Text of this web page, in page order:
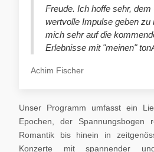
Freude. Ich hoffe sehr,
wertvolle Impulse geben zu
mich sehr auf die
Erlebnisse mit "meinen"
Achim Fischer
Unser Programm umfasst ein
Epochen, der Spannungsbogen
Romantik bis hinein in
Konzerte mit spannender und